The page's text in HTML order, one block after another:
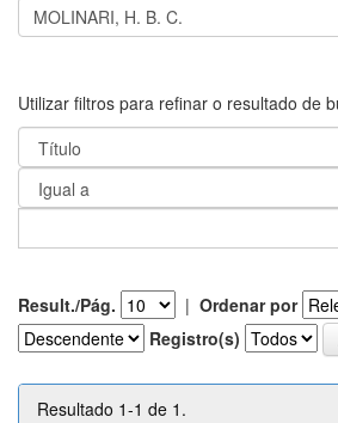
Utilizar filtros para refinar o resultado de
Result./Pág. | Ordenar por
Registro(s)
Resultado 1-1 de 1.